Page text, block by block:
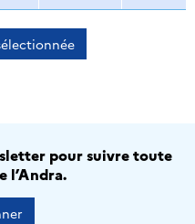
pour suivre toute
l’Andra.